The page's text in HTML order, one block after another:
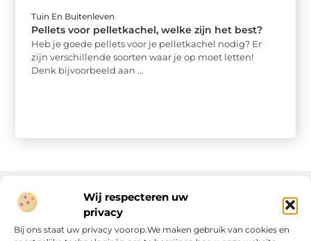
Wij respecteren uw
privacy
Bij ons staat uw privacy voorop.We maken gebruik van cookies en
Tuin En Buitenleven
Pellets voor pelletkachel, welke zijn het best?
Heb je goede pellets voor je pelletkachel nodig? Er
zijn verschillende soorten waar je op moet letten!
Denk bijvoorbeeld aan ...
Onze informatie